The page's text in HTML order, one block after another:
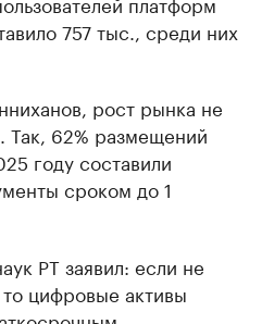
757 тыс., среди них
рост рынка не
Так, 62% размещений
году составили
сроком до 1
РТ заявил: если не
цифровые активы